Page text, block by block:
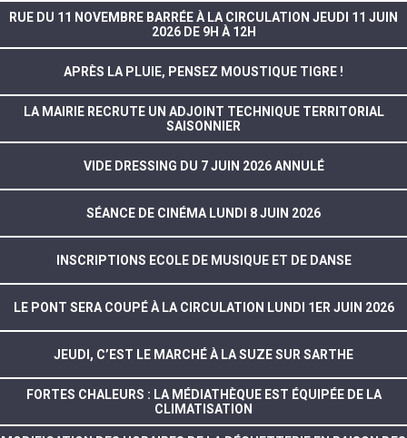
RUE DU 11 NOVEMBRE BARRÉE À LA CIRCULATION JEUDI 11 JUIN
2026 DE 9H À 12H
APRÈS LA PLUIE, PENSEZ MOUSTIQUE TIGRE !
LA MAIRIE RECRUTE UN ADJOINT TECHNIQUE TERRITORIAL
SAISONNIER
VIDE DRESSING DU 7 JUIN 2026 ANNULÉ
SÉANCE DE CINÉMA LUNDI 8 JUIN 2026
INSCRIPTIONS ECOLE DE MUSIQUE ET DE DANSE
LE PONT SERA COUPÉ À LA CIRCULATION LUNDI 1ER JUIN 2026
JEUDI, C’EST LE MARCHÉ À LA SUZE SUR SARTHE
FORTES CHALEURS : LA MÉDIATHÈQUE EST ÉQUIPÉE DE LA
CLIMATISATION